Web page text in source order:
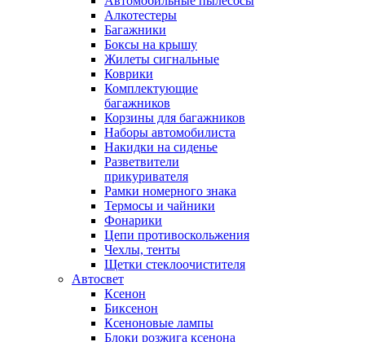
Алкотестеры
Багажники
Боксы на крышу
Жилеты сигнальные
Коврики
Комплектующие
багажников
Корзины для багажников
Наборы автомобилиста
Накидки на сиденье
Разветвители
прикуривателя
Рамки номерного знака
Термосы и чайники
Фонарики
Цепи противоскольжения
Чехлы, тенты
Щетки стеклоочистителя
Автосвет
Ксенон
Биксенон
Ксеноновые лампы
Блоки розжига ксенона